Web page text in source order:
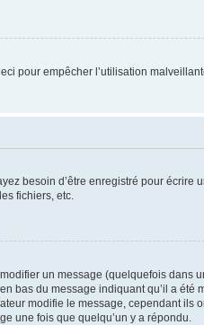
pour empêcher l’utilisation
besoin d’être enregistré pour écrire
fichiers, etc.
un message (quelquefois dans
bas du message indiquant qu’il a été
modifie le message, cependant ils
une fois que quelqu’un y a répondu.